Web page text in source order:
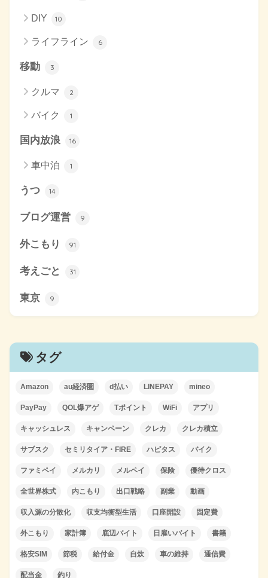
DIY 10
ライフライン 6
移動 3
クルマ 2
バイク 1
国内放浪 16
車中泊 1
うつ 14
ブログ運営 9
外こもり 91
考えごと 31
東京 9
タグ
Amazon au経済圏 d払い LINEPAY mineo
PayPay QOL爆アゲ Tポイント WiFi アプリ
キャッシュレス キャンペーン クレカ クレカ積立
サブスク セミリタイア・FIRE ハピタス バイク
ファミペイ メルカリ メルペイ 保険 優待クロス
全世界株式 内こもり 出口戦略 副業 動画
収入源の分散化 収支均衡型生活 口座開設 固定費
外こもり 家計簿 底辺バイト 日雇いバイト 書籍
格安SIM 節税 給付金 自炊 車の維持 通信費
配当金 釣り